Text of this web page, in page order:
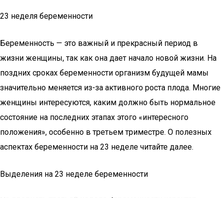
23 неделя беременности
Беременность — это важный и прекрасный период в
жизни женщины, так как она дает начало новой жизни. На
поздних сроках беременности организм будущей мамы
значительно меняется из-за активного роста плода. Многие
женщины интересуются, каким должно быть нормальное
состояние на последних этапах этого «интересного
положения», особенно в третьем триместре. О полезных
аспектах беременности на 23 неделе читайте далее.
Выделения на 23 неделе беременности